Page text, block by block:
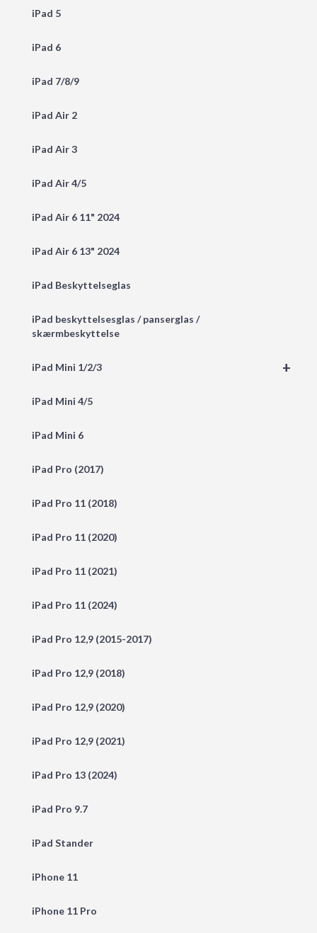
iPad 5
iPad 6
iPad 7/8/9
iPad Air 2
iPad Air 3
iPad Air 4/5
iPad Air 6 11" 2024
iPad Air 6 13" 2024
iPad Beskyttelseglas
iPad beskyttelsesglas / panserglas /
skærmbeskyttelse
+
iPad Mini 1/2/3
iPad Mini 4/5
iPad Mini 6
iPad Pro (2017)
iPad Pro 11 (2018)
iPad Pro 11 (2020)
iPad Pro 11 (2021)
iPad Pro 11 (2024)
iPad Pro 12,9 (2015-2017)
iPad Pro 12,9 (2018)
iPad Pro 12,9 (2020)
iPad Pro 12,9 (2021)
iPad Pro 13 (2024)
iPad Pro 9.7
iPad Stander
iPhone 11
iPhone 11 Pro